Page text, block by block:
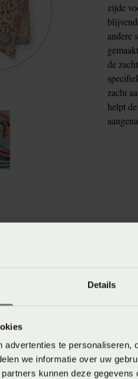
Details
advertenties te
we informatie over uw
kunnen deze
zijde
andere
de
zacht
helpt
winkel. Wil je het product in